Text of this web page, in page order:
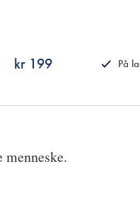
kr 199
På